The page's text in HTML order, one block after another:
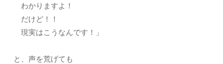
わかりますよ！
だけど！！
現実はこうなんです！」
と、声を荒げても